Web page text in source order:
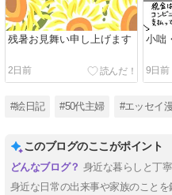
残暑お見舞い申し上げます
2日前
小咄
9日前
#絵日記 #50代主婦 #エッセイ
このブログのここがポイント
身近な暮らしと丁
身近な日常の出来事や家族のこと